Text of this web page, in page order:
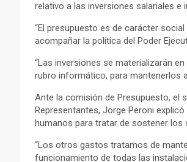
relativo a las inversiones salariales
“El presupuesto es de carácter
acompañar la política del Poder
“Las inversiones se materializarán
rubro informático, para mantenerlos
Ante la comisión de Presupuesto, el
Representantes, Jorge Peroni
humanos para tratar de sostener los
“Los otros gastos tratamos de
funcionamiento de todas las